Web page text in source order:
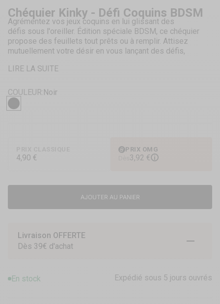
Chéquier Kinky - Défi Coquins BDSM
Agrémentez vos jeux coquins en lui glissant des
défis sous l'oreiller. Édition spéciale BDSM, ce chéquier
propose des feuillets tout prêts ou à remplir. Attisez
mutuellement votre désir en vous lançant des défis,
Attention : libido survoltée !
Scénarios coquins,
16 feuillets,
Version BDSM,
LIRE LA SUITE
COULEUR:Noir
Noir
4,90 €
PRIX OMG
3,92 € i
AJOUTER AU PANIER
Livraison OFFERTE
Dès 39€ d'achat
En stock Expédié sous 5 jours ouvrés